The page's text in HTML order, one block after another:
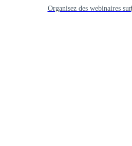
Organisez des webinaires sur